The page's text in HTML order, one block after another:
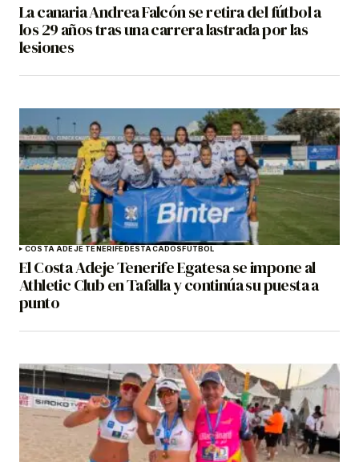
La canaria Andrea Falcón se retira del fútbol a
los 29 años tras una carrera lastrada por las
lesiones
COSTA ADEJE TENERIFEDESTACADOSFÚTBOL
El Costa Adeje Tenerife Egatesa se impone al
Athletic Club en Tafalla y continúa su puesta a
punto